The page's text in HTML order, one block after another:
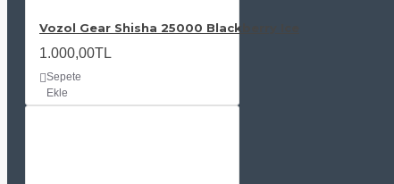
Vozol Gear Shisha 25000 Blackberry Ice
1.000,00TL
Sepete
Ekle